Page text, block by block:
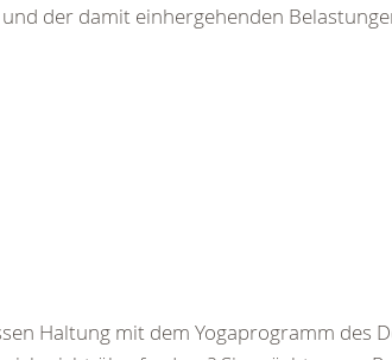
der damit einhergehenden
Haltung mit dem Yogaprogramm des